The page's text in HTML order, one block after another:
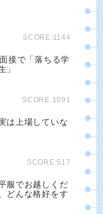
SCORE:1144
接で「落ちる学
」
SCORE:1091
は上場していな
SCORE:517
服でお越しくだ
どんな格好をす